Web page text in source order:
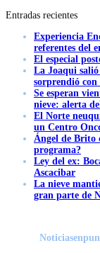
Entradas recientes
Experiencia
referentes del
El especial
La Joaqui
sorprendió
Se esperan
nieve: alerta
El Norte
un Centro
Ángel de Brito
programa?
Ley del ex:
Ascacibar
La nieve
gran parte de